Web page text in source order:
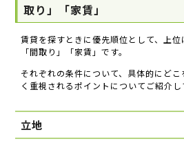
取り」「家賃」
賃貸を探すときに優先順位として、上位
「間取り」「家賃」です。
それぞれの条件について、具体的にど
く重視されるポイントについてご紹介し
立地